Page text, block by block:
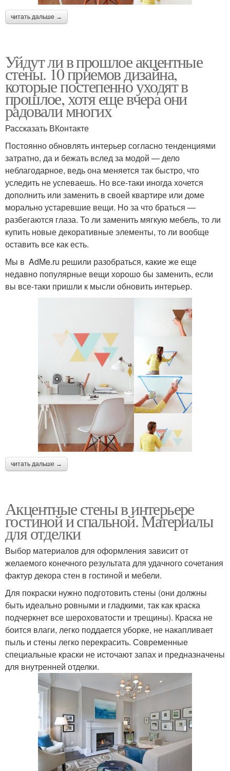
читать дальше →
Уйдут ли в прошлое акцентные
стены. 10 приемов дизайна,
которые постепенно уходят в
прошлое, хотя еще вчера они
радовали многих
Рассказать ВКонтакте
Постоянно обновлять интерьер согласно тенденциями
затратно, да и бежать вслед за модой — дело
неблагодарное, ведь она меняется так быстро, что
уследить не успеваешь. Но все-таки иногда хочется
дополнить или заменить в своей квартире или доме
морально устаревшие вещи. Но за что браться —
разбегаются глаза. То ли заменить мягкую мебель, то ли
купить новые декоративные элементы, то ли вообще
оставить все как есть.
Мы в AdMe.ru решили разобраться, какие же еще
недавно популярные вещи хорошо бы заменить, если
вы все-таки пришли к мысли обновить интерьер.
читать дальше →
Акцентные стены в интерьере
гостиной и спальной. Материалы
для отделки
Выбор материалов для оформления зависит от
желаемого конечного результата для удачного сочетания
фактур декора стен в гостиной и мебели.
Для покраски нужно подготовить стены (они должны
быть идеально ровными и гладкими, так как краска
подчеркнет все шероховатости и трещины). Краска не
боится влаги, легко поддается уборке, не накапливает
пыль и стены легко перекрасить. Современные
специальные краски не источают запах и предназначены
для внутренней отделки.